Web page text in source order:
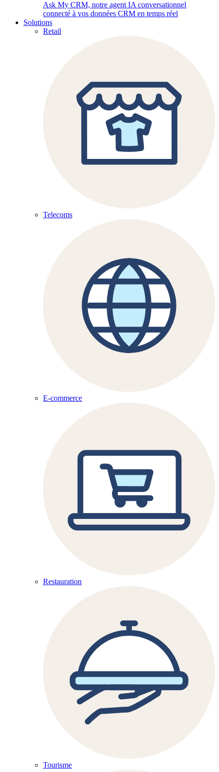
Ask My CRM, notre agent IA conversationnel
connecté à vos données CRM en temps réel
Solutions
Retail
Telecoms
E-commerce
Restauration
Tourisme